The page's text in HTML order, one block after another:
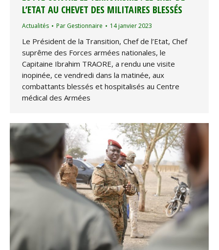
L’ETAT AU CHEVET DES MILITAIRES BLESSÉS
Actualités Par Gestionnaire 14 janvier 2023
Le Président de la Transition, Chef de l’Etat, Chef
suprême des Forces armées nationales, le
Capitaine Ibrahim TRAORE, a rendu une visite
inopinée, ce vendredi dans la matinée, aux
combattants blessés et hospitalisés au Centre
médical des Armées